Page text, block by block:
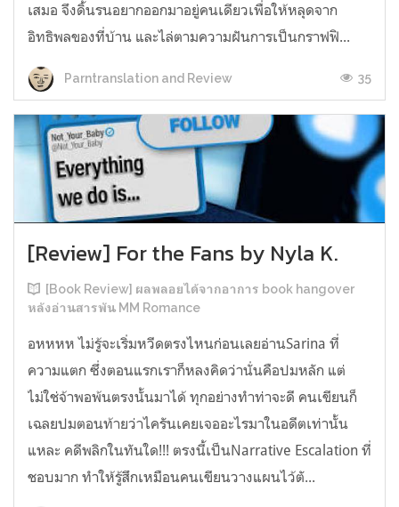
เสมอ จึงดิ้นรนอยากออกมาอยู่คนเดียวเพื่อให้หลุดจาก
อิทธิพลของที่บ้าน และไล่ตามความฝันการเป็นกราฟฟิ...
Parntranslation and Review 35
[Review] For the Fans by Nyla K.
[Book Review] ผลพลอยได้จากอาการ book hangover
หลังอ่านสารพัน MM Romance
อหหหห ไม่รู้จะเริ่มหวีดตรงไหนก่อนเลยอ่านSarina ที่
ความแตก ซึ่งตอนแรกเราก็หลงคิดว่านั่นคือปมหลัก แต่
ไม่ใช่จ้าพอพ้นตรงนั้นมาได้ ทุกอย่างทำท่าจะดี คนเขียนก็
เฉลยปมตอนท้ายว่าไครันเคยเจออะไรมาในอดีตเท่านั้น
แหละ คดีพลิกในทันใด!!! ตรงนี้เป็นNarrative Escalation ที่
ชอบมาก ทำให้รู้สึกเหมือนคนเขียนวางแผนไว้ตั...